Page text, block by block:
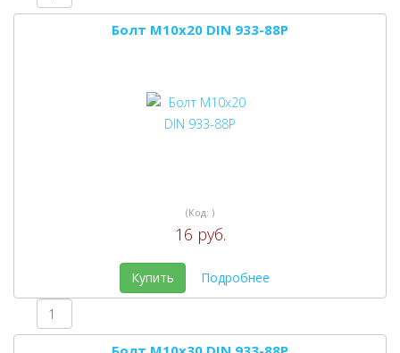
Болт M10x20 DIN 933-88P
(Код: )
16 руб.
Купить Подробнее